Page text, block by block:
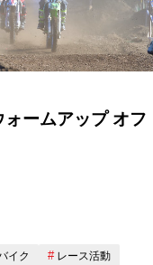
ームアップ オフ
イク レース活動